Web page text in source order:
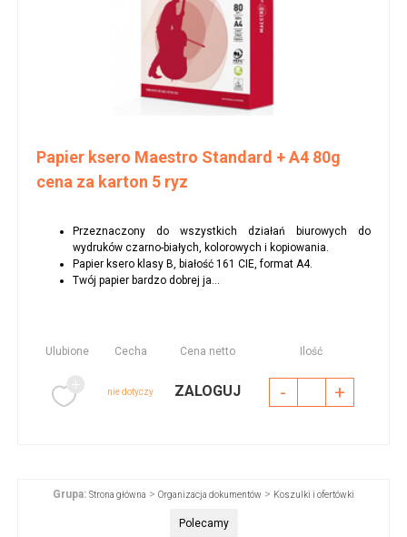
Papier ksero Maestro Standard + A4 80g
cena za karton 5 ryz
Przeznaczony do wszystkich działań biurowych do
wydruków czarno-białych, kolorowych i kopiowania.
Papier ksero klasy B, białość 161 CIE, format A4.
Twój papier bardzo dobrej ja...
Ulubione Cecha Cena netto Ilość
nie dotyczy ZALOGUJ - +
Grupa: Strona główna > Organizacja dokumentów > Koszulki i ofertówki
Polecamy